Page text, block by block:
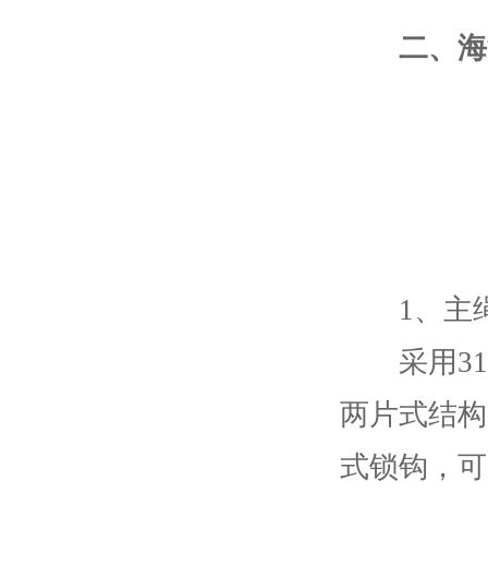
二、海
1、主
采用316
两片式结
式锁钩，